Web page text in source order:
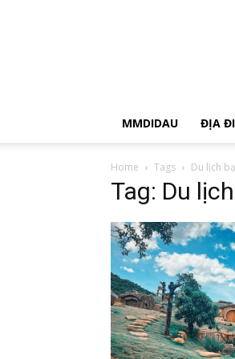
MMDIDAU ĐỊA
Home Tags Du lịch
Tag: Du